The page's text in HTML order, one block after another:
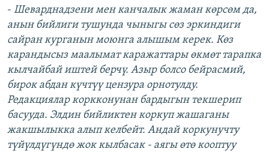
- Шеварднадзени мен канчалык жаман көрсөм да,
анын бийлиги тушунда чыныгы сөз эркиндиги
сайран курганын моюнга алышым керек. Көз
карандысыз маалымат каражаттары өкмөт тарапка
кылчайбай иштей берчү. Азыр болсо бейрасмий,
бирок абдан күчтүү цензура орнотулду.
Редакциялар коркконунан бардыгын текшерип
басууда. Элдин бийликтен коркуп жашаганы
жакшылыкка алып келбейт. Андай коркунучту
түйүлдүгүндө жок кылбасак - аягы өтө кооптуу